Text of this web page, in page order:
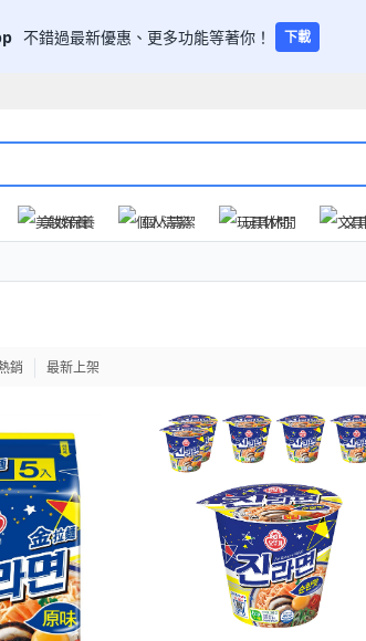
不錯過最新優惠、更多功能等著你！ 下載
美妝保養 個人清潔 玩具休閒 文
銷 最新上架